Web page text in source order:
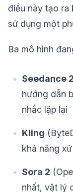
điều này tạo ra
sử dụng một
Ba mô hình
Seedance
hướng dẫn
nhắc lặp lại
Kling
khả năng
Sora 2
nhất, vật lý